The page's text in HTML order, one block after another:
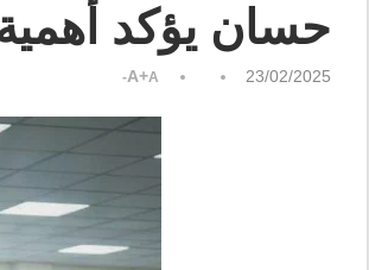
حسان يؤكد
23/02/2025
A+A-